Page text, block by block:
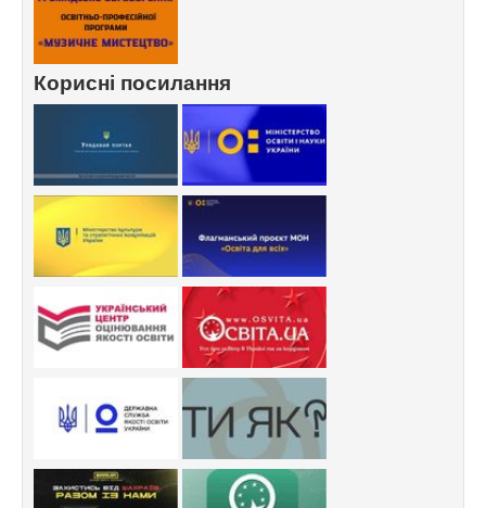
Корисні посилання